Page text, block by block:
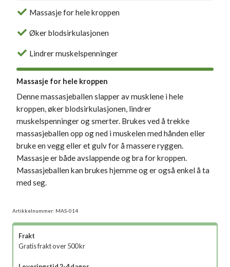
Massasje for hele kroppen
Øker blodsirkulasjonen
Lindrer muskelspenninger
Massasje for hele kroppen
Denne massasjeballen slapper av musklene i hele
kroppen, øker blodsirkulasjonen, lindrer
muskelspenninger og smerter. Brukes ved å trekke
massasjeballen opp og ned i muskelen med hånden eller
bruke en vegg eller et gulv for å massere ryggen.
Massasje er både avslappende og bra for kroppen.
Massasjeballen kan brukes hjemme og er også enkel å ta
med seg.
Artikkelnummer: MAS-014
Frakt
Gratis frakt over 500 kr